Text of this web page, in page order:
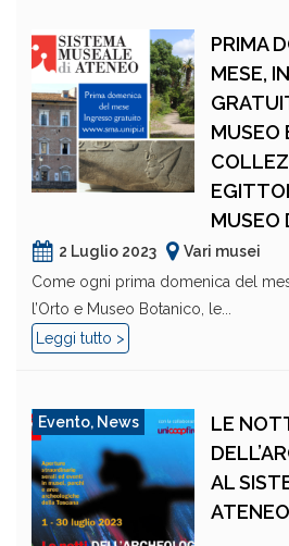
PRIMA
MESE,
MUSEO
MUSEO
2 Luglio 2023
Vari musei
Come ogni prima domenica del
l’Orto e Museo Botanico, le...
Leggi tutto >
Evento, News
LE
AL
ATENEO